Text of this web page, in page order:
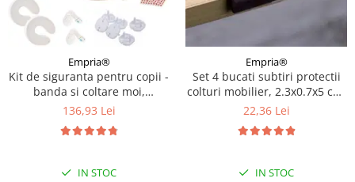
Empria®
Kit de siguranta pentru copii -
banda si coltare moi,
opritoare usa, sigurante
136,93 Lei
IN STOC
Empria®
Set 4 bucati subtiri protectii
colturi mobilier, 2.3x0.7x5 cm,
Diverse culori
22,36 Lei
IN STOC